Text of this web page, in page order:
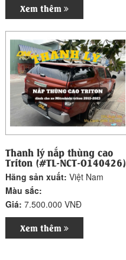
Xem thêm
Thanh lý nắp thùng cao
Triton (#TL-NCT-O140426)
Hãng sản xuất:Việt Nam
Màu sắc:
Giá:7.500.000 VNĐ
Xem thêm